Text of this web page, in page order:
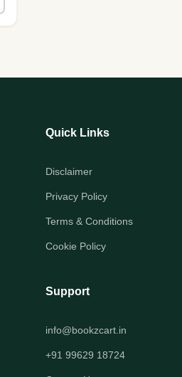
Quick Links
Disclaimer
Privacy Policy
Terms & Conditions
Cookie Policy
Support
info@bookzcart.in
+91 99629 18724